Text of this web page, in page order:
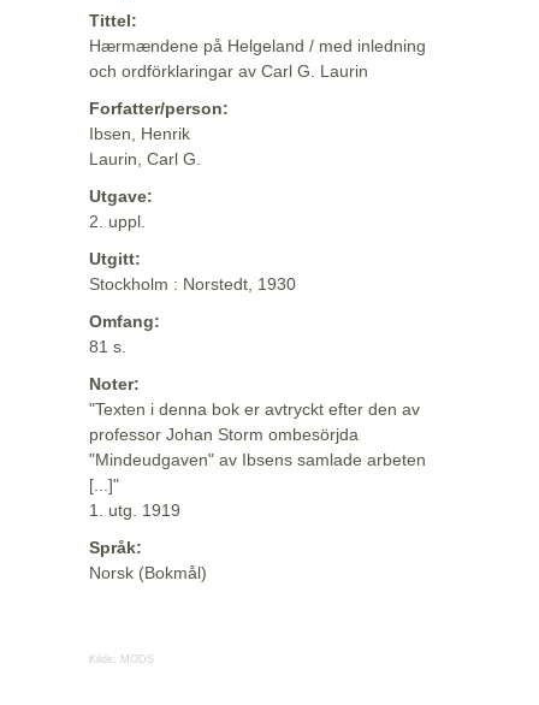
Tittel:
Hærmændene på Helgeland / med inledning
och ordförklaringar av Carl G. Laurin
Forfatter/person:
Ibsen, Henrik
Laurin, Carl G.
Utgave:
2. uppl.
Utgitt:
Stockholm : Norstedt, 1930
Omfang:
81 s.
Noter:
"Texten i denna bok er avtryckt efter den av
professor Johan Storm ombesörjda
"Mindeudgaven" av Ibsens samlade arbeten
[...]"
1. utg. 1919
Språk:
Norsk (Bokmål)
Kilde: MODS